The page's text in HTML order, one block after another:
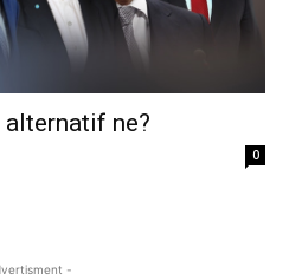
alternatif ne?
0
-